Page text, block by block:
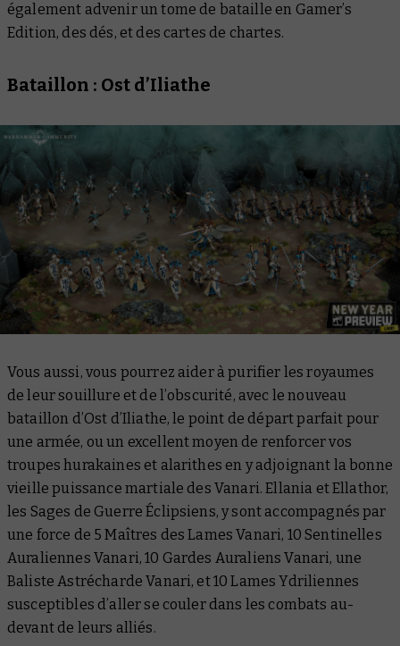
également advenir un tome de bataille en Gamer’s
Edition, des dés, et des cartes de chartes.
Bataillon : Ost d’Iliathe
Vous aussi, vous pourrez aider à purifier les royaumes
de leur souillure et de l’obscurité, avec le nouveau
bataillon d’Ost d’Iliathe, le point de départ parfait pour
une armée, ou un excellent moyen de renforcer vos
troupes hurakaines et alarithes en y adjoignant la bonne
vieille puissance martiale des Vanari. Ellania et Ellathor,
les Sages de Guerre Éclipsiens, y sont accompagnés par
une force de 5 Maîtres des Lames Vanari, 10 Sentinelles
Auraliennes Vanari, 10 Gardes Auraliens Vanari, une
Baliste Astrécharde Vanari, et 10 Lames Ydriliennes
susceptibles d’aller se couler dans les combats au-
devant de leurs alliés.